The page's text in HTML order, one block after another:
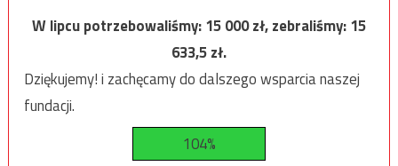
W lipcu potrzebowaliśmy:15 000zł, zebraliśmy:15
633,5zł.
Dziękujemy! i zachęcamy do dalszego wsparcia naszej
fundacji.
104%